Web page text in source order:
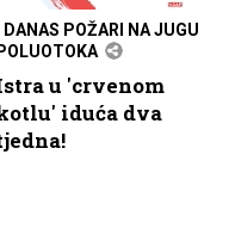
I DANAS POŽARI NA JUGU
POLUOTOKA
u 'crvenom
iduća dva